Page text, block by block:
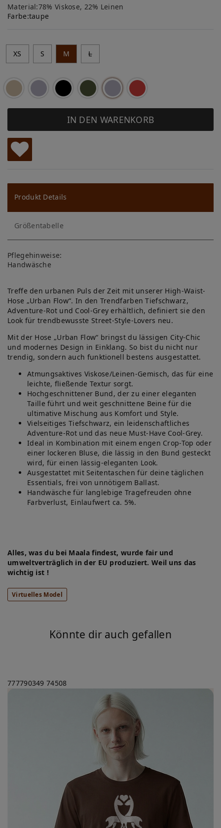
Material:78% Viskose, 22% Leinen
Farbe:taupe
XS S M L
IN DEN WARENKORB
W
u
ns
ch
lis
te
Produkt Details
Größentabelle
Pflegehinweise:
Handwäsche
Treffe den urbanen Puls der Zeit mit unserer High-Waist-
Hose „Urban Flow“. In den Trendfarben Tiefschwarz,
Adventure-Rot und Cool-Grey erhältlich, definiert sie den
Look für trendbewusste Street-Style-Lovers neu.
Mit der Hose „Urban Flow“ bringst du lässigen City-Chic
und modernes Design in Einklang. So bist du nicht nur
trendig, sondern auch funktionell bestens ausgestattet.
Atmungsaktives Viskose/Leinen-Gemisch, das für eine
leichte, fließende Textur sorgt.
Hochgeschnittener Bund, der zu einer eleganten
Taille führt und weit geschnittene Beine für die
ultimative Mischung aus Komfort und Style.
Vielseitiges Tiefschwarz, ein leidenschaftliches
Adventure-Rot und das neue Must-Have Cool-Grey.
Ideal in Kombination mit einem engen Crop-Top oder
einer lockeren Bluse, die lässig in den Bund gesteckt
wird, für einen lässig-eleganten Look.
Ausgestattet mit Seitentaschen für deine täglichen
Essentials, frei von unnötigem Ballast.
Handwäsche für langlebige Tragefreuden ohne
Farbverlust, Einlaufwert ca. 5%.
Alles, was du bei Maala findest, wurde fair und
umweltverträglich in der EU produziert. Weil uns das
wichtig ist !
Virtuelles Model
Könnte dir auch gefallen
777790349 74508